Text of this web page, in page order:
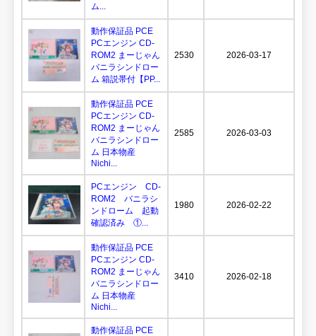
ム...
動作保証品 PCE
PCエンジン CD-
ROM2 まーじゃん
バニラシンドロー
ム 箱説帯付【PP...
2530 2026-03-17
動作保証品 PCE
PCエンジン CD-
ROM2 まーじゃん
バニラシンドロー
ム 日本物産
Nichi...
2585 2026-03-03
PCエンジン CD-
ROM2 バニラシ
ンドローム 起動
確認済み ①...
1980 2026-02-22
動作保証品 PCE
PCエンジン CD-
ROM2 まーじゃん
バニラシンドロー
ム 日本物産
Nichi...
3410 2026-02-18
動作保証品 PCE